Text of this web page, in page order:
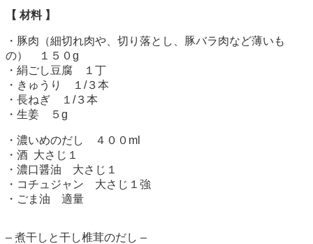
【 材料 】
・豚肉（細切れ肉や、切り落とし、豚バラ肉など薄いも
の） １５０g
・絹ごし豆腐 １丁
・きゅうり １/３本
・長ねぎ １/３本
・生姜 ５g
・濃いめのだし ４００ml
・酒 大さじ１
・濃口醤油 大さじ１
・コチュジャン 大さじ１強
・ごま油 適量
– 煮干しと干し椎茸のだし –